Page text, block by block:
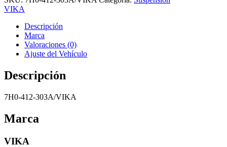
VIKA
Descripción
Marca
Valoraciones (0)
Ajuste del Vehículo
Descripción
7H0-412-303A/VIKA
Marca
VIKA